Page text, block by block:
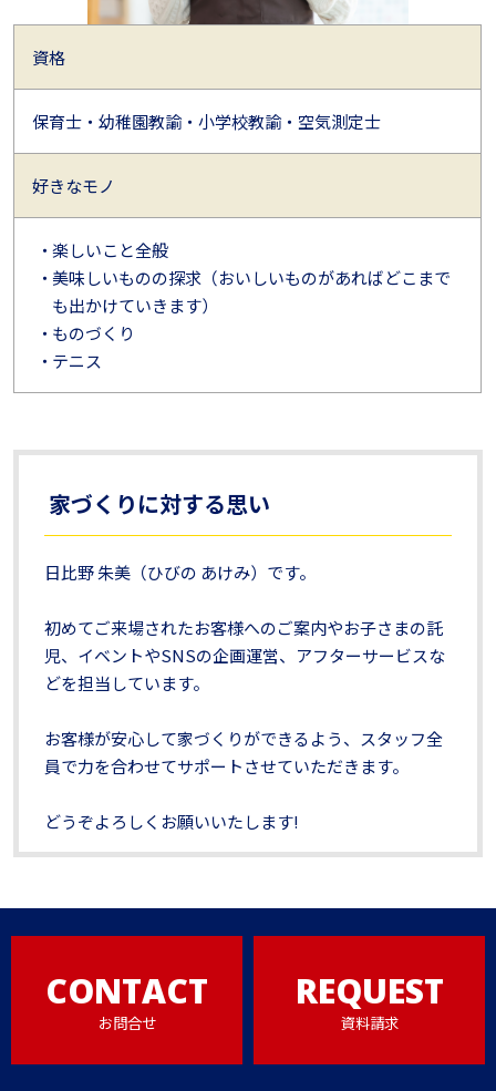
資格
保育士・幼稚園教諭・小学校教諭・空気測定士
好きなモノ
楽しいこと全般
美味しいものの探求（おいしいものがあればどこまで
も出かけていきます）
ものづくり
テニス
家づくりに対する思い
日比野 朱美（ひびの あけみ）です。
初めてご来場されたお客様へのご案内やお子さまの託
児、イベントやSNSの企画運営、アフターサービスな
どを担当しています。
お客様が安心して家づくりができるよう、スタッフ全
員で力を合わせてサポートさせていただきます。
どうぞよろしくお願いいたします!
CONTACT
お問合せ
REQUEST
資料請求